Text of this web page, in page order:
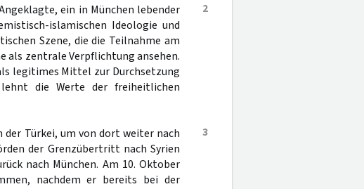
2
ein in München lebender
islamischen Ideologie und
Szene, die die Teilnahme am
als zentrale Verpflichtung ansehen.
legitimes Mittel zur Durchsetzung
die Werte der freiheitlichen
3
der Türkei, um von dort weiter nach
der Grenzübertritt nach Syrien
nach München. Am 10. Oktober
nachdem er bereits bei der